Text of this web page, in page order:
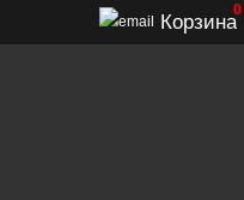
Корзина
0